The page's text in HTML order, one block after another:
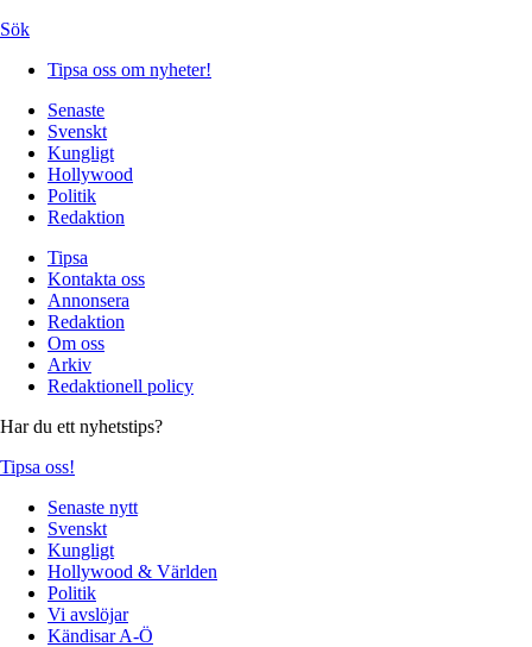
Sök
Tipsa oss om nyheter!
Senaste
Svenskt
Kungligt
Hollywood
Politik
Redaktion
Tipsa
Kontakta oss
Annonsera
Redaktion
Om oss
Arkiv
Redaktionell policy
Har du ett nyhetstips?
Tipsa oss!
Senaste nytt
Svenskt
Kungligt
Hollywood & Världen
Politik
Vi avslöjar
Kändisar A-Ö